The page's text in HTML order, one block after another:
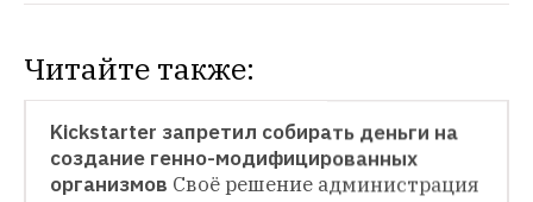
Читайте также:
НОВОСТИ
НОВОСТИ
Kickstarter запретил собирать деньги на
создание генно-модифицированных
организмов Своё решение администрация